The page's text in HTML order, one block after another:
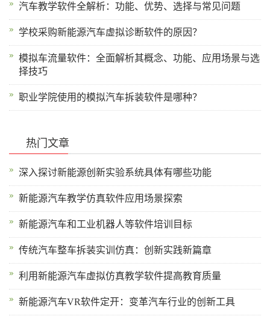
汽车教学软件全解析：功能、优势、选择与常见问题
学校采购新能源汽车虚拟诊断软件的原因？
模拟车流量软件：全面解析其概念、功能、应用场景与选
择技巧
职业学院使用的模拟汽车拆装软件是哪种？
热门文章
深入探讨新能源创新实验系统具体有哪些功能
新能源汽车教学仿真软件应用场景探索
新能源汽车和工业机器人等软件培训目标
传统汽车整车拆装实训仿真：创新实践新篇章
利用新能源汽车虚拟仿真教学软件提高教育质量
新能源汽车VR软件定开：变革汽车行业的创新工具